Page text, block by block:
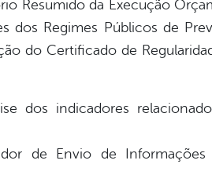
Resumido da Execução
dos Regimes Públicos de
do Certificado de
dos indicadores
de Envio de